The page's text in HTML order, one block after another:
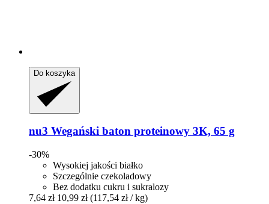
Do koszyka
nu3 Wegański baton proteinowy 3K, 65 g
-30%
Wysokiej jakości białko
Szczególnie czekoladowy
Bez dodatku cukru i sukralozy
7,64 zł 10,99 zł (117,54 zł / kg)